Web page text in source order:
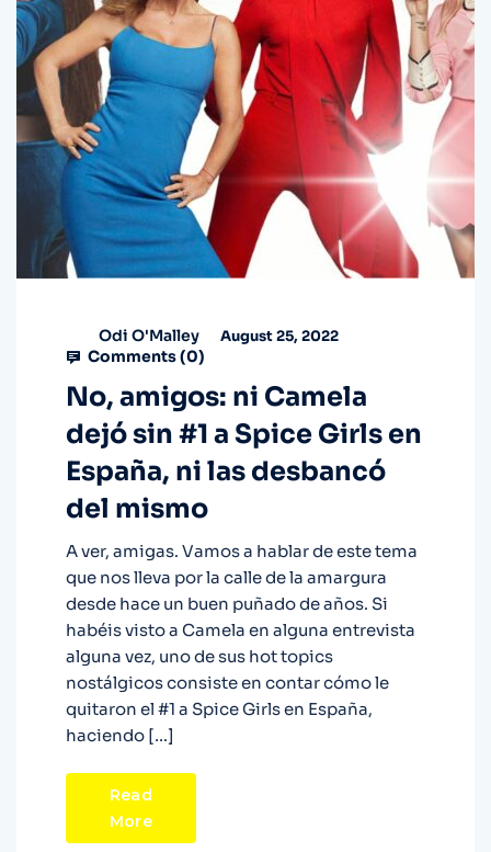
Odi O'Malley August 25, 2022
Comments (0)
No, amigos: ni Camela
dejó sin #1 a Spice Girls en
España, ni las desbancó
del mismo
A ver, amigas. Vamos a hablar de este tema
que nos lleva por la calle de la amargura
desde hace un buen puñado de años. Si
habéis visto a Camela en alguna entrevista
alguna vez, uno de sus hot topics
nostálgicos consiste en contar cómo le
quitaron el #1 a Spice Girls en España,
haciendo […]
Read
More